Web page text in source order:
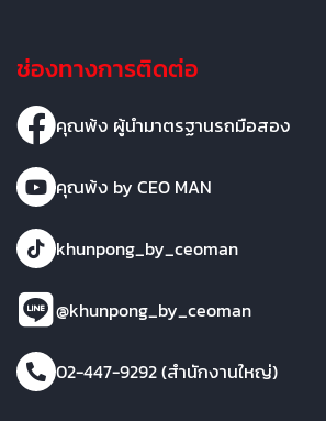
ช่องทางการติดต่อ
คุณพ้ง ผู้นำมาตรฐานรถมือสอง
คุณพ้ง by CEO MAN
khunpong_by_ceoman
@khunpong_by_ceoman
02-447-9292 (สำนักงานใหญ่)